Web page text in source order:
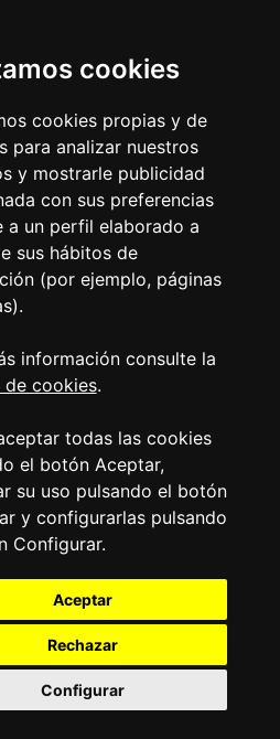
cookies
cookies propias y de
para analizar nuestros
y mostrarle publicidad
con sus preferencias
a un perfil elaborado a
sus hábitos de
(por ejemplo, páginas
información consulte la
cookies.
todas las cookies
el botón Aceptar,
su uso pulsando el botón
y configurarlas pulsando
Configurar.
Aceptar
Rechazar
Configurar
una Entidad de
del Banco de
de
pagos y
presta estos
como a